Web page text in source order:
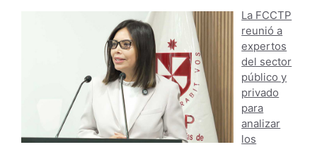
La FCCTP
reunió a
expertos
del sector
público y
privado
para
analizar
los